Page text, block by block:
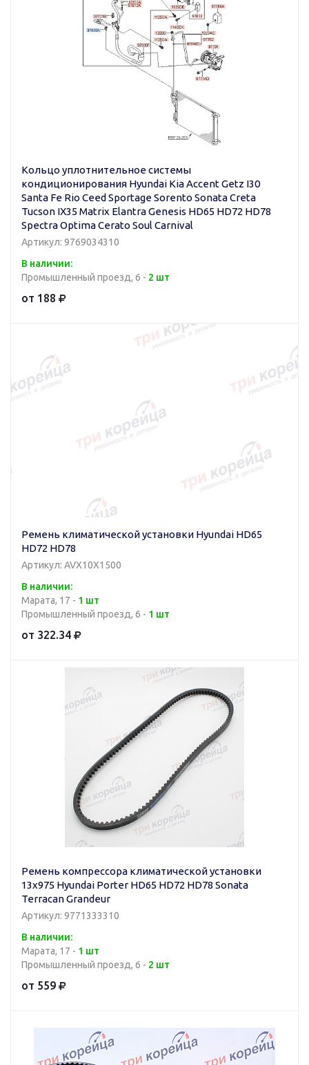
Кольцо уплотнительное системы
кондиционирования Hyundai Kia Accent Getz I30
Santa Fe Rio Ceed Sportage Sorento Sonata Creta
Tucson IX35 Matrix Elantra Genesis HD65 HD72 HD78
Spectra Optima Cerato Soul Carnival
Артикул: 9769034310
В наличии:
Промышленный проезд, 6 - 2 шт
от 188
Ремень климатической установки Hyundai HD65
HD72 HD78
Артикул: AVX10X1500
В наличии:
Марата, 17 - 1 шт
Промышленный проезд, 6 - 1 шт
от 322.34
Ремень компрессора климатической установки
13x975 Hyundai Porter HD65 HD72 HD78 Sonata
Terracan Grandeur
Артикул: 9771333310
В наличии:
Марата, 17 - 1 шт
Промышленный проезд, 6 - 2 шт
от 559